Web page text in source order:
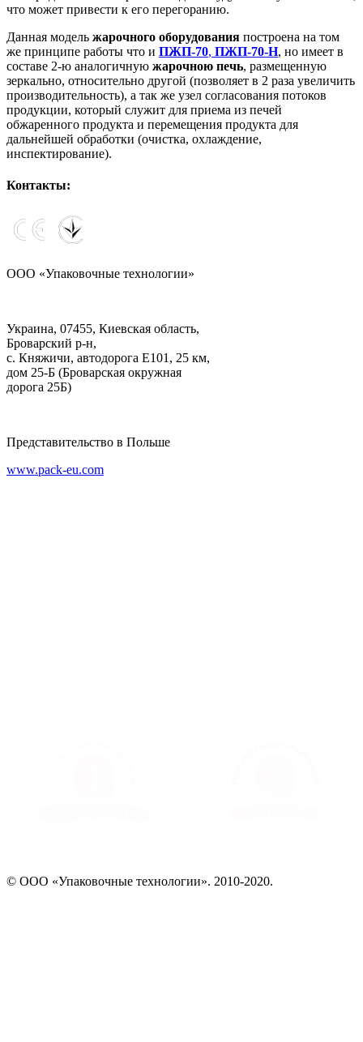
что может привести к его перегоранию.
Данная модель жарочного оборудования построена на том
же принципе работы что и ПЖП-70, ПЖП-70-Н, но имеет в
составе 2-ю аналогичную жарочною печь, размещенную
зеркально, относительно другой (позволяет в 2 раза увеличить
производительность), а так же узел согласования потоков
продукции, который служит для приема из печей
обжаренного продукта и перемещения продукта для
дальнейшей обработки (очистка, охлаждение,
инспектирование).
Контакты:
ООО «Упаковочные технологии»
Украина, 07455, Киевская область,
Броварский р-н,
с. Княжичи, автодорога Е101, 25 км,
дом 25-Б (Броварская окружная
дорога 25Б)
Представительство в Польше
www.pack-eu.com
© ООО «Упаковочные технологии». 2010-2020.